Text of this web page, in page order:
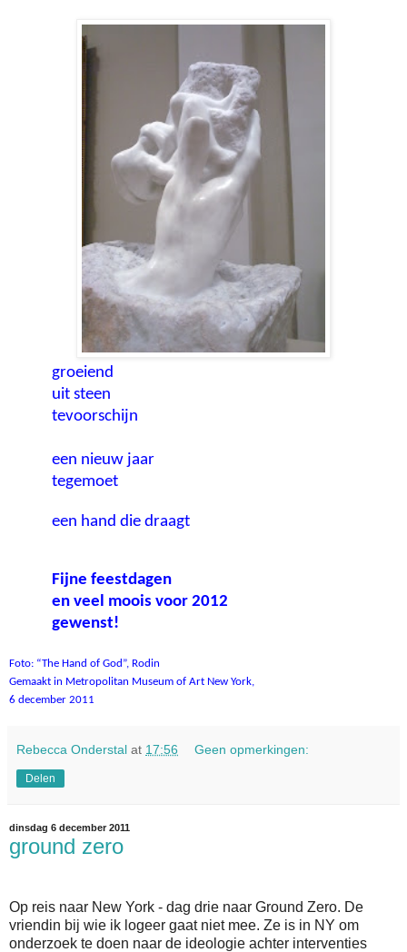
groeiend
uit steen
tevoorschijn
een nieuw jaar
tegemoet
een hand die draagt
Fijne feestdagen
en veel moois voor 2012
gewenst!
Foto: “The Hand of God”, Rodin
Gemaakt in Metropolitan Museum of Art New York,
6 december 2011
Rebecca Onderstal at 17:56 Geen opmerkingen:
Delen
dinsdag 6 december 2011
ground zero
Op reis naar New York - dag drie naar Ground Zero. De
vriendin bij wie ik logeer gaat niet mee. Ze is in NY om
onderzoek te doen naar de ideologie achter interventies